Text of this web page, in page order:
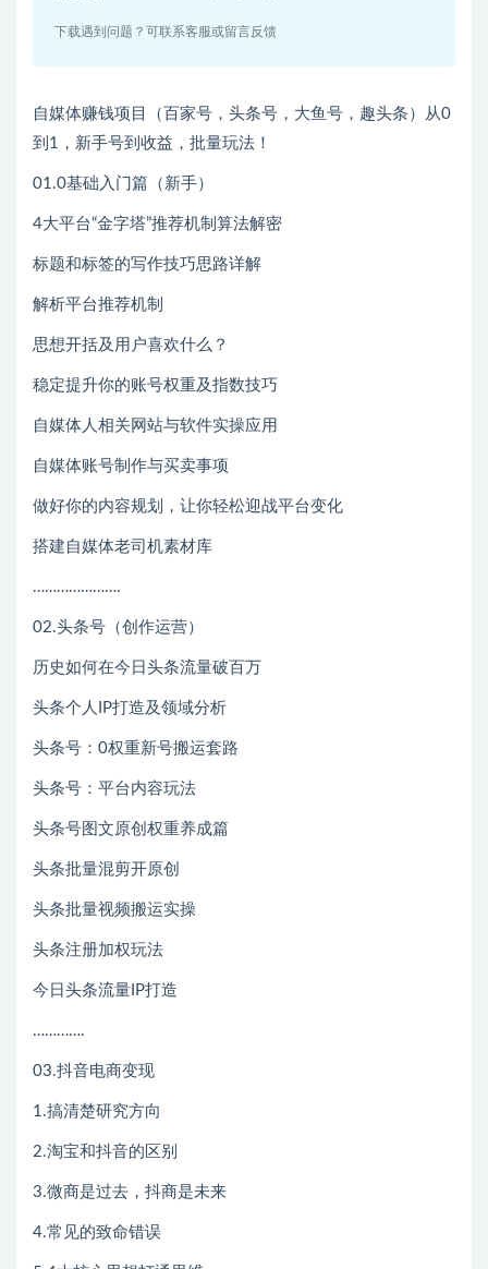
下载遇到问题？可联系客服或留言反馈
自媒体赚钱项目（百家号，头条号，大鱼号，趣头条）从0
到1，新手号到收益，批量玩法！
01.0基础入门篇（新手）
4大平台“金字塔”推荐机制算法解密
标题和标签的写作技巧思路详解
解析平台推荐机制
思想开括及用户喜欢什么？
稳定提升你的账号权重及指数技巧
自媒体人相关网站与软件实操应用
自媒体账号制作与买卖事项
做好你的内容规划，让你轻松迎战平台变化
搭建自媒体老司机素材库
………………….
02.头条号（创作运营）
历史如何在今日头条流量破百万
头条个人IP打造及领域分析
头条号：0权重新号搬运套路
头条号：平台内容玩法
头条号图文原创权重养成篇
头条批量混剪开原创
头条批量视频搬运实操
头条注册加权玩法
今日头条流量IP打造
………….
03.抖音电商变现
1.搞清楚研究方向
2.淘宝和抖音的区别
3.微商是过去，抖商是未来
4.常见的致命错误